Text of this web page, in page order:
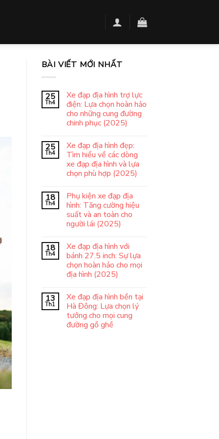
BÀI VIẾT MỚI NHẤT
25
Th4
Xe đạp địa hình trợ lực
điện: Lựa chọn hoàn hảo
cho những cung đường
chinh phục (2025)
25
Th4
Xe đạp địa hình đẹp:
Tìm hiểu về các dòng
xe đạp địa hình và lựa
chọn phù hợp (2025)
18
Th4
Phụ kiện xe đạp địa
hình: Tăng cường hiệu
suất và an toàn cho
người lái (2025)
18
Th4
Xe đạp địa hình với
bánh 27.5 inch: Sự lựa
chọn hoàn hảo cho mọi
địa hình (2025)
13
Th1
Xe đạp địa hình bền tại
Hà Đông: Lựa chọn lý
tưởng cho mọi cung
đường gồ ghề